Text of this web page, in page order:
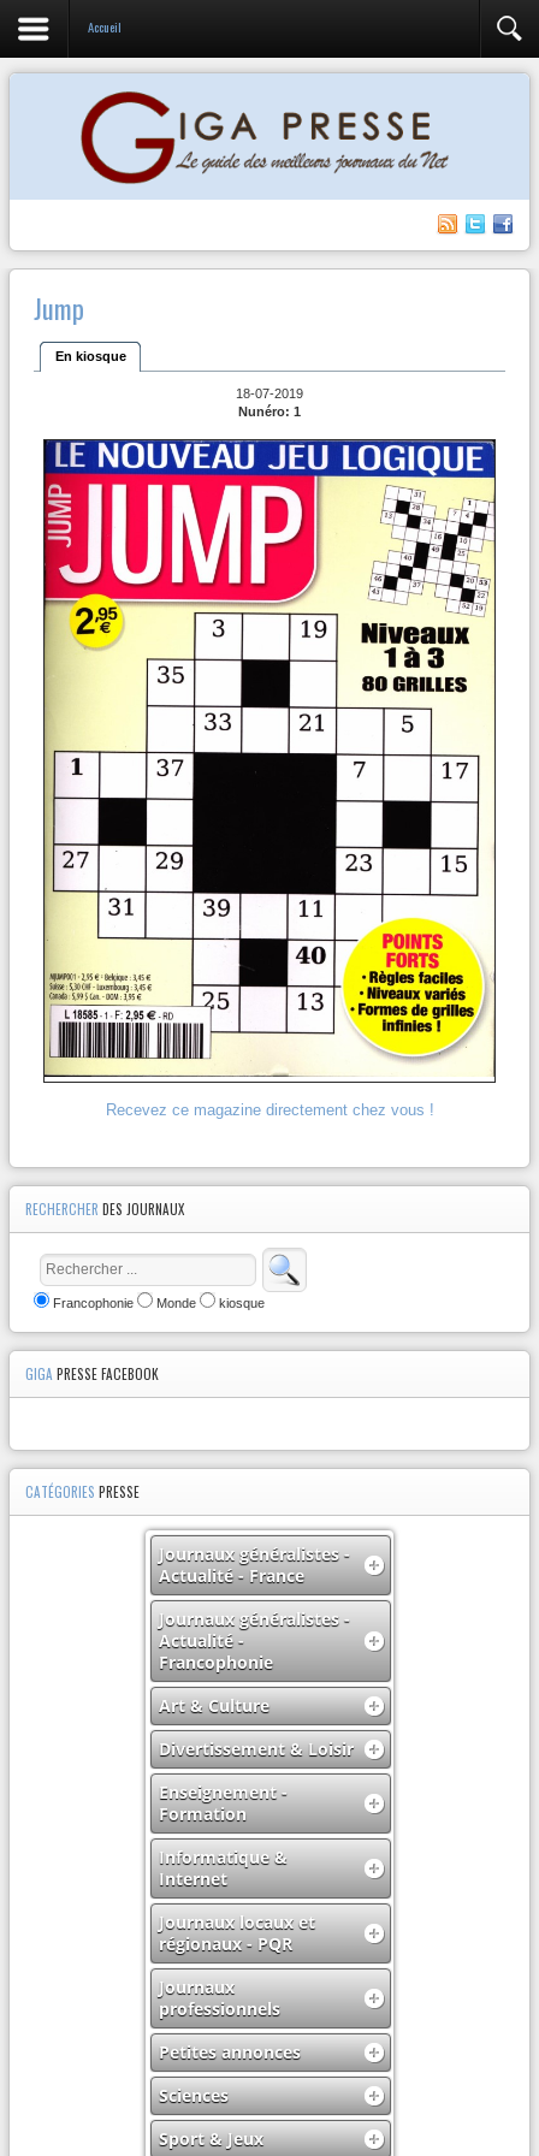
Accueil
Jump
En kiosque
18-07-2019
Nunéro: 1
Recevez ce magazine directement chez vous !
RECHERCHER DES JOURNAUX
Francophonie Monde kiosque
GIGA PRESSE FACEBOOK
CATÉGORIES PRESSE
Journaux généralistes -
Actualité - France
Journaux généralistes -
Actualité -
Francophonie
Art & Culture
Divertissement & Loisir
Enseignement -
Formation
Informatique &
Internet
Journaux locaux et
régionaux - PQR
Journaux
professionnels
Petites annonces
Sciences
Sport & Jeux